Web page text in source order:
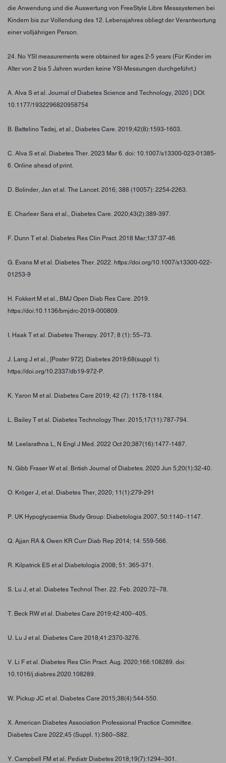
die Anwendung und die Auswertung von FreeStyle Libre Messsystemen bei
Kindern bis zur Vollendung des 12. Lebensjahres obliegt der Verantwortung
einer volljährigen Person.
24. No YSI measurements were obtained for ages 2-5 years (Für Kinder im
Alter von 2 bis 5 Jahren wurden keine YSI-Messungen durchgeführt.)
A. Alva S et al. Journal of Diabetes Science and Technology, 2020 | DOI:
10.1177/1932296820958754
B. Battelino Tadej, et al., Diabetes Care. 2019;42(8):1593-1603.
C. Alva S et al. Diabetes Ther. 2023 Mar 6. doi: 10.1007/s13300-023-01385-
6. Online ahead of print.
D. Bolinder, Jan et al. The Lancet. 2016; 388 (10057): 2254-2263.
E. Charleer Sara et al., Diabetes Care. 2020;43(2):389-397.
F. Dunn T et al. Diabetes Res Clin Pract. 2018 Mar;137:37-46.
G. Evans M et al. Diabetes Ther. 2022. https://doi.org/10.1007/s13300-022-
01253-9
H. Fokkert M et al., BMJ Open Diab Res Care. 2019.
https://doi:10.1136/bmjdrc-2019-000809.
I. Haak T et al. Diabetes Therapy. 2017; 8 (1): 55–73.
J. Lang J et al., [Poster 972]. Diabetes 2019;68(suppl 1).
https://doi.org/10.2337/db19-972-P.
K. Yaron M et al. Diabetes Care 2019; 42 (7): 1178-1184.
L. Bailey T et al. Diabetes Technology Ther. 2015;17(11):787-794.
M. Leelarathna L, N Engl J Med. 2022 Oct 20;387(16):1477-1487.
N. Gibb Fraser W et al. British Journal of Diabetes. 2020 Jun 5;20(1):32-40.
O. Kröger J, et al. Diabetes Ther, 2020; 11(1):279-291
P. UK Hypoglycaemia Study Group: Diabetologia 2007, 50:1140–1147.
Q. Ajjan RA & Owen KR Curr Diab Rep 2014; 14: 559-566.
R. Kilpatrick ES et al Diabetologia 2008; 51: 365-371.
S. Lu J, et al. Diabetes Technol Ther. 22. Feb. 2020:72–78.
T. Beck RW et al. Diabetes Care 2019;42:400–405.
U. Lu J et al. Diabetes Care 2018;41:2370-3276.
V. Li F et al. Diabetes Res Clin Pract. Aug. 2020;166:108289. doi:
10.1016/j.diabres.2020.108289.
W. Pickup JC et al. Diabetes Care 2015;38(4):544-550.
X. American Diabetes Association Professional Practice Committee.
Diabetes Care 2022;45 (Suppl. 1):S60–S82.
Y. Campbell FM et al. Pediatr Diabetes 2018;19(7):1294–301.